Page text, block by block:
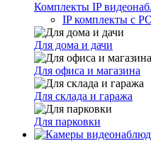
Комплекты IP
IP комплекты с
Для дома и дачи
Для офиса и магазина
Для склада и гаража
Для парковки